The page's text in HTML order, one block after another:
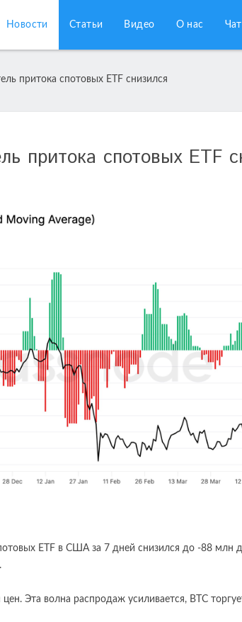
Новости Статьи Видео О нас Чат
притока спотовых ETF снизился
притока спотовых ETF
ETF в США за 7 дней снизился до -88 млн
Эта волна распродаж усиливается, BTC